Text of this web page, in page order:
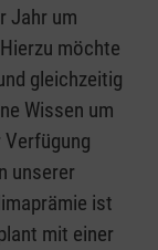
Jahr um
möchte
gleichzeitig
Wissen um
Verfügung
unserer
ist
mit einer